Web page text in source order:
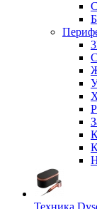
Техника